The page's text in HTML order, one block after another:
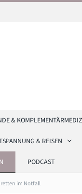
&
& REISEN
PODCAST
retten im Notfall